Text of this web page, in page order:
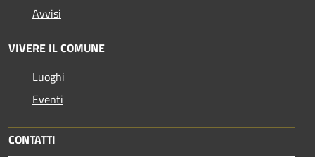
Avvisi
VIVERE IL COMUNE
Luoghi
Eventi
CONTATTI